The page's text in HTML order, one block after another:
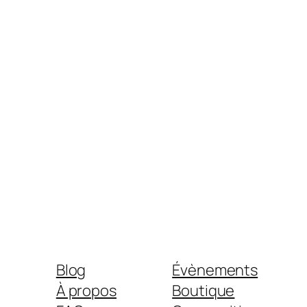
Blog
À propos
Évènements
Boutique